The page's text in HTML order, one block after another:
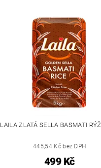
LAILA ZLATÁ SELLA BASMATI
445,54 Kč bez DPH
499 Kč